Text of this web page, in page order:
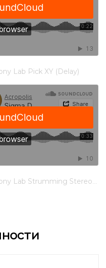
Lab Pick XY (Delay)
Strumming Stereo (Reverb)